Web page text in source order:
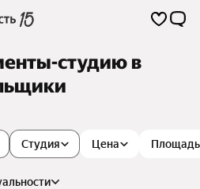
студию в
Студия Цена Площадь